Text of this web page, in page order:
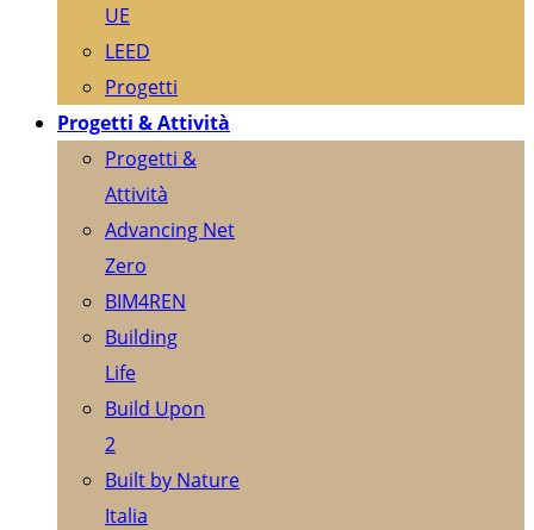
UE
LEED
Progetti
Progetti & Attività
Progetti &
Attività
Advancing Net
Zero
BIM4REN
Building
Life
Build Upon
2
Built by Nature
Italia